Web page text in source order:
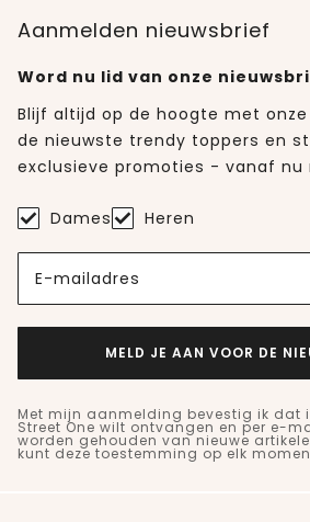
Aanmelden nieuwsbrief
Word nu lid van onze
Blijf altijd op de hoogte met
de nieuwste trendy toppers en
exclusieve promoties - vanaf nu
Dames Heren
E-mailadres
MELD JE AAN VOOR DE
Met mijn aanmelding bevestig ik dat
Street One wilt ontvangen en per e-
worden gehouden van nieuwe
kunt deze toestemming op elk